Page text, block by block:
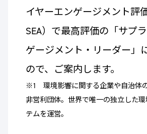
イヤーエンゲージメント評
SEA）で最高評価の「サプ
ゲージメント・リーダー」
ので、ご案内します。
※1 環境影響に関する企業や自治体
非営利団体。世界で唯一の独立した
テムを運営。